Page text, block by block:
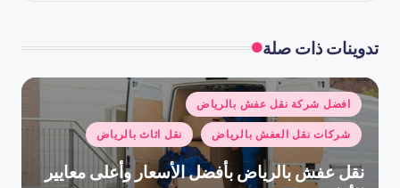
تدوينات ذات صلة
نُشر
في
افضل شركة نقل عفش بالرياض
شركات نقل العفش بالرياض نقل اثاث بالرياض
نقل عفش بالرياض بأفضل الأسعار وأعلى معايير